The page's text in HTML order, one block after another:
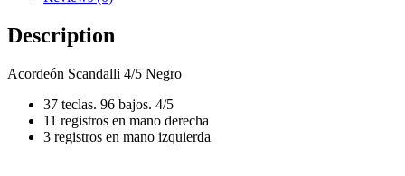
Description
Acordeón Scandalli 4/5 Negro
37 teclas. 96 bajos. 4/5
11 registros en mano derecha
3 registros en mano izquierda